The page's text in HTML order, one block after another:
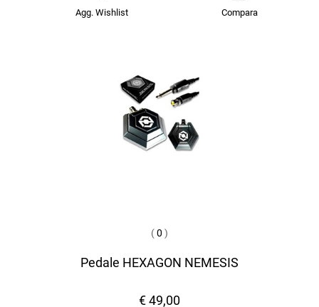
Agg. Wishlist Compara
(0 )
Pedale HEXAGON NEMESIS
€ 49,00